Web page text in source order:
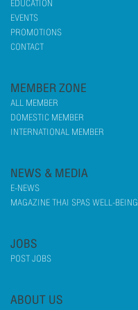
EDUCATION
EVENTS
PROMOTIONS
CONTACT
MEMBER ZONE
ALL MEMBER
DOMESTIC MEMBER
INTERNATIONAL MEMBER
NEWS & MEDIA
E-NEWS
MAGAZINE THAI SPAS WELL-BEING
JOBS
POST JOBS
ABOUT US